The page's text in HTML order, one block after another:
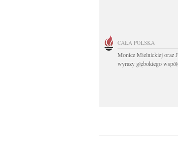
CAŁA POLSKA
Monice Mielnickiej oraz
wyrazy głębokiego